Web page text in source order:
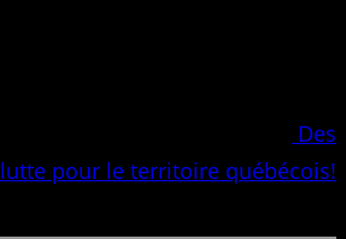
Des
pour le territoire québécois!